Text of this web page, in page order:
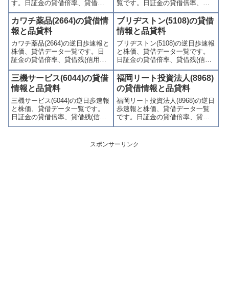
す。日証金の貸借倍率、貸借残
(信用買残、信用売残)、品貸料
(逆日歩)、東証の週末残高、規制
(注意喚起・申込停止)など、空売
り関連情報を集計し、図解でわ
かりやすくまとめて掲載してい
ます。
覧です。日証金の貸借倍率、貸
借残(信用買残、信用売残)、品貸
料(逆日歩)、東証の週末残高、規
制(注意喚起・申込停止)など、空
売り関連情報を集計し、図解で
わかりやすくまとめて掲載して
います。
カワチ薬品(2664)の貸借情
報と品貸料
カワチ薬品(2664)の逆日歩速報と
株価、貸借データ一覧です。日
証金の貸借倍率、貸借残(信用買
残、信用売残)、品貸料(逆日
歩)、東証の週末残高、規制(注意
喚起・申込停止)など、空売り関
連情報を集計し、図解でわかり
やすくまとめて掲載していま
す。
ブリヂストン(5108)の貸借
情報と品貸料
ブリヂストン(5108)の逆日歩速報
と株価、貸借データ一覧です。
日証金の貸借倍率、貸借残(信用
買残、信用売残)、品貸料(逆日
歩)、東証の週末残高、規制(注意
喚起・申込停止)など、空売り関
連情報を集計し、図解でわかり
やすくまとめて掲載していま
す。
三機サービス(6044)の貸借
情報と品貸料
三機サービス(6044)の逆日歩速報
と株価、貸借データ一覧です。
日証金の貸借倍率、貸借残(信用
買残、信用売残)、品貸料(逆日
喚起・申込停止)など、空売り関
連情報を集計し、図解でわかり
福岡リート投資法人(8968)
の貸借情報と品貸料
福岡リート投資法人(8968)の逆日
歩速報と株価、貸借データ一覧
です。日証金の貸借倍率、貸借
残(信用買残、信用売残)、品貸料
(注意喚起・申込停止)など、空売
り関連情報を集計し、図解でわ
スポンサーリンク